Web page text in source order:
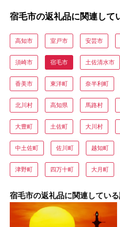
宿毛市の返礼品に関連して
高知市 室戸市 安芸市
須崎市 宿毛市 土佐清水市
香美市 東洋町 奈半利町
北川村 高知県 馬路村
大豊町 土佐町 大川村
中土佐町 佐川町 越知町
津野町 四万十町 大月町
宿毛市の返礼品に関連してい